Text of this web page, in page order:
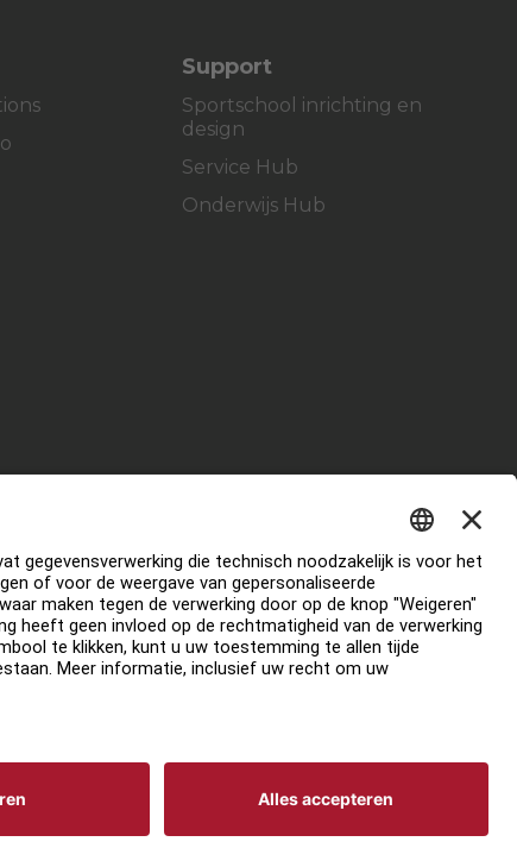
Support
Sportschool inrichting en
design
Service Hub
Onderwijs Hub